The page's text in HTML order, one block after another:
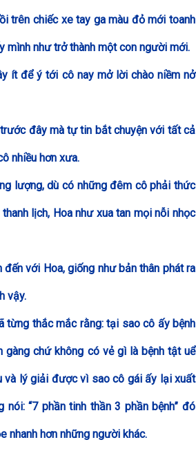
trên chiếc xe tay ga màu đỏ mới toanh
mình như trở thành một con người mới.
ít để ý tới cô nay mở lời chào niềm nở
đây mà tự tin bắt chuyện với tất cả
nhiều hơn xưa.
lượng, dù có những đêm cô phải thức
lịch, Hoa như xua tan mọi nỗi nhọc
với Hoa, giống như bản thân phát ra
vậy.
từng thắc mắc rằng: tại sao cô ấy bệnh
gàng chứ không có vẻ gì là bệnh tật uể
và lý giải được vì sao cô gái ấy lại xuất
“7 phần tinh thần 3 phần bệnh” đó
nhanh hơn những người khác.